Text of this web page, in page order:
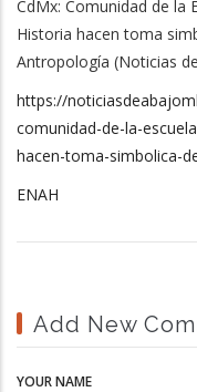
CdMx: Comunidad de la
Historia hacen toma
Antropología (Noticias
https://
comunidad-de-la-
hacen-toma-simbolica-
ENAH
Add New
YOUR NAME